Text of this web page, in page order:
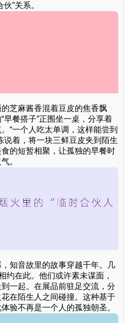
”关系。
芝麻酱香混着豆皮的焦香飘
早餐搭子”正围坐一桌，分享着
“一个人吃太单调，这样能尝到
说着，将一块三鲜豆皮夹到陌生
的短暂相聚，让孤独的早餐时
。
知音故里的故事穿越千年。几
约在此。他们或许素未谋面，
一起。在展品前驻足交流，分
在陌生人之间碰撞。这种基于
验不再是一个人的孤独朝圣。